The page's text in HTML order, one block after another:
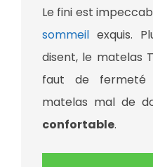
Le fini est
sommeil exquis.
disent, le matelas
faut de
matelas mal de
confortable.